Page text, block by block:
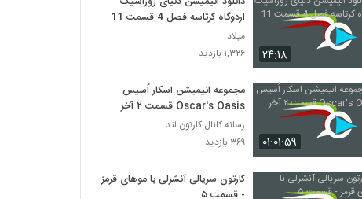
۲۴:۱۸
اردوگاه کرتاسه فصل 4 قسمت 11
میلاد
۱,۳۲۶ بازدید
۰۱:۰۱:۵۹
مجموعه انیمیشن اسکار اُسیس
Oscar's Oasis قسمت ۲ آخر
رسانه کانال کارتون لند
۳۶۹ بازدید
کارتون سریالی آنشرلی با موهای قرمز
- قسمت ۵